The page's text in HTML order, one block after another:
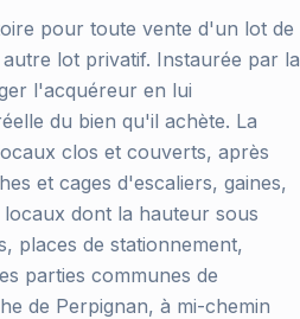
pour toute vente d'un lot de
lot privatif. Instaurée par la
l'acquéreur en lui
du bien qu'il achète. La
clos et couverts, après
et cages d'escaliers, gaines,
dont la hauteur sous
places de stationnement,
parties communes de
de Perpignan, à mi-chemin